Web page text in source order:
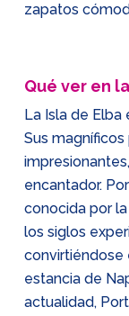
zapatos
Qué ver en
La Isla de
Sus
encantador.
conocida por
los siglos
convirtiéndose
estancia de
actualidad,